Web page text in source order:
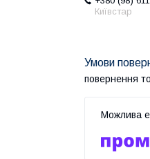
Київстар
повернення